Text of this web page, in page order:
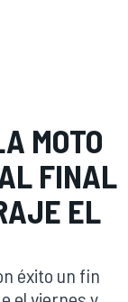
MOTO
FINAL
EL
éxito un fin